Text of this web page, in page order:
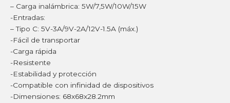
– Carga inalámbrica: 5W/7,5W/10W/15W
-Entradas:
– Tipo C: 5V-3A/9V-2A/12V-1.5A (máx.)
-Fácil de transportar
-Carga rápida
-Resistente
-Estabilidad y protección
-Compatible con infinidad de dispositivos
-Dimensiones: 68x68x28.2mm